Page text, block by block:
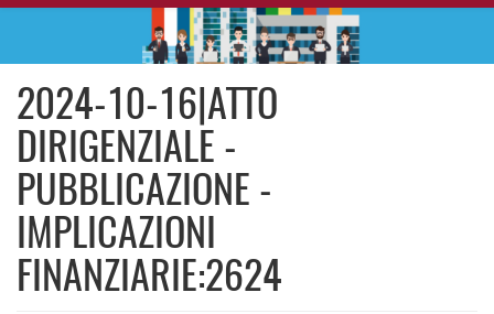
2024-10-16|ATTO
DIRIGENZIALE -
PUBBLICAZIONE -
IMPLICAZIONI
FINANZIARIE:2624